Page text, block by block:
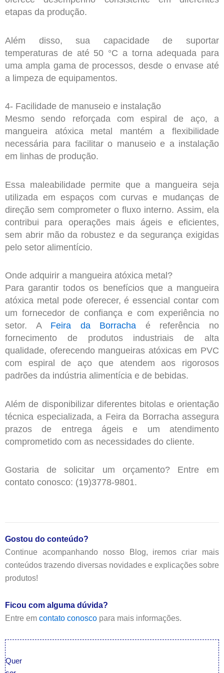
etapas da produção.
Além disso, sua capacidade de suportar
temperaturas de até 50 °C a torna adequada para
uma ampla gama de processos, desde o envase até
a limpeza de equipamentos.
4- Facilidade de manuseio e instalação
Mesmo sendo reforçada com espiral de aço, a
mangueira atóxica metal mantém a flexibilidade
necessária para facilitar o manuseio e a instalação
em linhas de produção.
Essa maleabilidade permite que a mangueira seja
utilizada em espaços com curvas e mudanças de
direção sem comprometer o fluxo interno. Assim, ela
contribui para operações mais ágeis e eficientes,
sem abrir mão da robustez e da segurança exigidas
pelo setor alimentício.
Onde adquirir a mangueira atóxica metal?
Para garantir todos os benefícios que a mangueira
atóxica metal pode oferecer, é essencial contar com
um fornecedor de confiança e com experiência no
setor. A Feira da Borracha é referência no
fornecimento de produtos industriais de alta
qualidade, oferecendo mangueiras atóxicas em PVC
com espiral de aço que atendem aos rigorosos
padrões da indústria alimentícia e de bebidas.
Além de disponibilizar diferentes bitolas e orientação
técnica especializada, a Feira da Borracha assegura
prazos de entrega ágeis e um atendimento
comprometido com as necessidades do cliente.
Gostaria de solicitar um orçamento? Entre em
contato conosco: (19)3778-9801.
Gostou do conteúdo?
Continue acompanhando nosso Blog, iremos criar mais
conteúdos trazendo diversas novidades e explicações sobre
produtos!
Ficou com alguma dúvida?
Entre em contato conosco para mais informações.
Quer